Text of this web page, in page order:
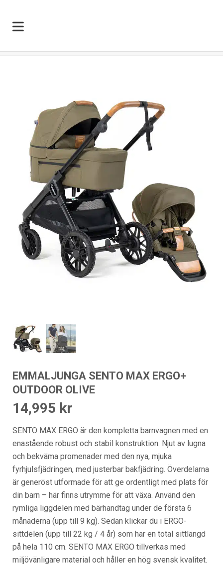
EMMALJUNGA SENTO MAX ERGO+
OUTDOOR OLIVE
14,995 kr
SENTO MAX ERGO är den kompletta barnvagnen med en
enastående robust och stabil konstruktion. Njut av lugna
och bekväma promenader med den nya, mjuka
fyrhjulsfjädringen, med justerbar bakfjädring. Överdelarna
är generöst utformade för att ge ordentligt med plats för
din barn – här finns utrymme för att växa. Använd den
rymliga liggdelen med bärhandtag under de första 6
månaderna (upp till 9 kg). Sedan klickar du i ERGO-
sittdelen (upp till 22 kg / 4 år) som har en total sittlängd
på hela 110 cm. SENTO MAX ERGO tillverkas med
miljövänligare material och håller en hög svensk kvalitet.